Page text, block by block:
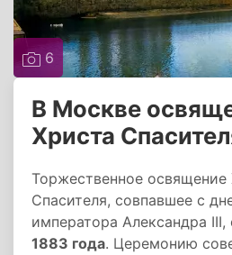
6
В Москве
Христа
Торжественное
Спасителя, совпавшее с
императора Александра III,
1883 года. Церемонию